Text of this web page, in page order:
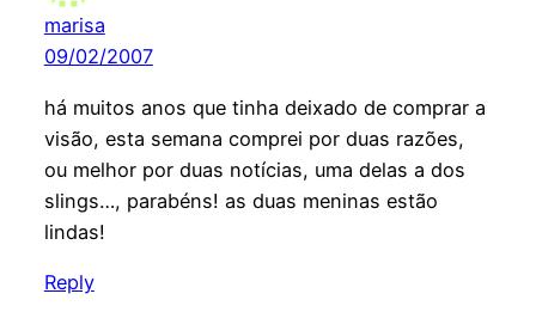
marisa
09/02/2007
há muitos anos que tinha deixado de comprar a
visão, esta semana comprei por duas razões,
ou melhor por duas notícias, uma delas a dos
slings…, parabéns! as duas meninas estão
lindas!
Reply